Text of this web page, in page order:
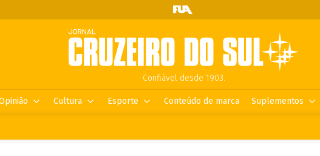
Confiável desde 1903.
Cultura Esporte Conteúdo de marca Suplementos